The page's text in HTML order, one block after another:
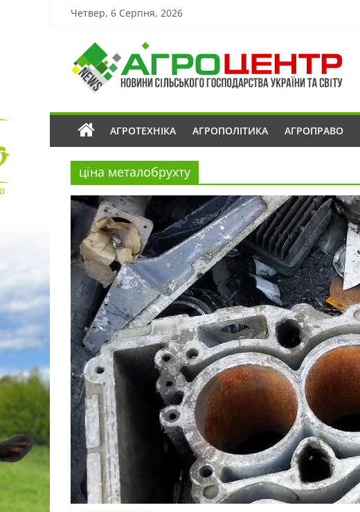
Четвер, 6 Серпня, 2026
АГРОТЕХНІКА АГРОПОЛІТИКА АГРОПРАВО
ціна металобрухту